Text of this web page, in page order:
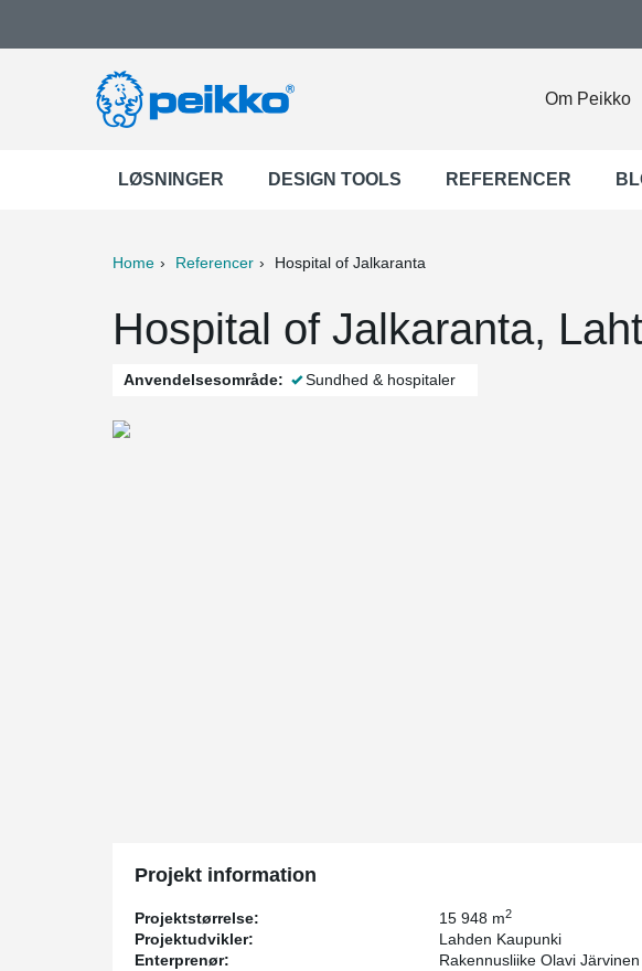
Om Peikko
LØSNINGER DESIGN TOOLS REFERENCER
Home Referencer Hospital of Jalkaranta
Hospital of Jalkaranta,
Anvendelsesområde: Sundhed & hospitaler
Projekt information
Projektstørrelse: 15 948 m2
Projektudvikler:
Lahden Kaupunki
Enterprenør:
Rakennusliike Olavi